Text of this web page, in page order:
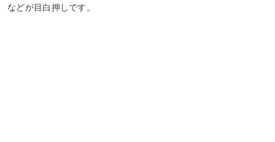
などが目白押しです。